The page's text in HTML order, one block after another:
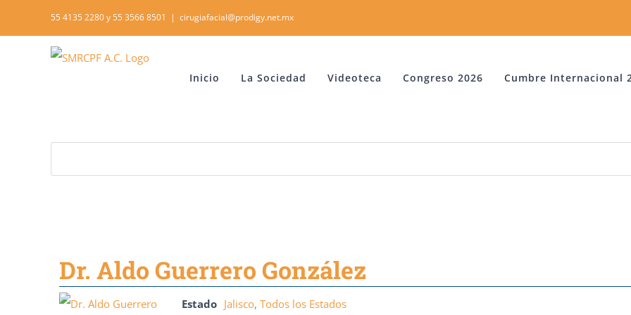
to
55 4135 2280 y 55 3566 8501 | cirugiafacial@prodigy.net.mx
Inicio La Sociedad Videoteca Congreso 2026 Cumbre Internacional
Dr. Aldo Guerrero González
Estado Jalisco, Todos los Estados